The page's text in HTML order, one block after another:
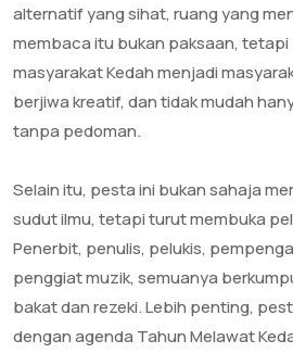
alternatif yang sihat, ruang yang
membaca itu bukan paksaan, tetapi
masyarakat Kedah menjadi
berjiwa kreatif, dan tidak mudah
tanpa pedoman.
‎Selain itu, pesta ini bukan sahaja
sudut ilmu, tetapi turut membuka
Penerbit, penulis, pelukis,
penggiat muzik, semuanya
bakat dan rezeki. Lebih penting,
dengan agenda Tahun Melawat